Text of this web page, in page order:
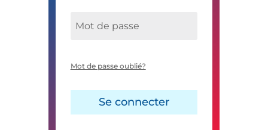
Mot de passe oublié?
Se connecter